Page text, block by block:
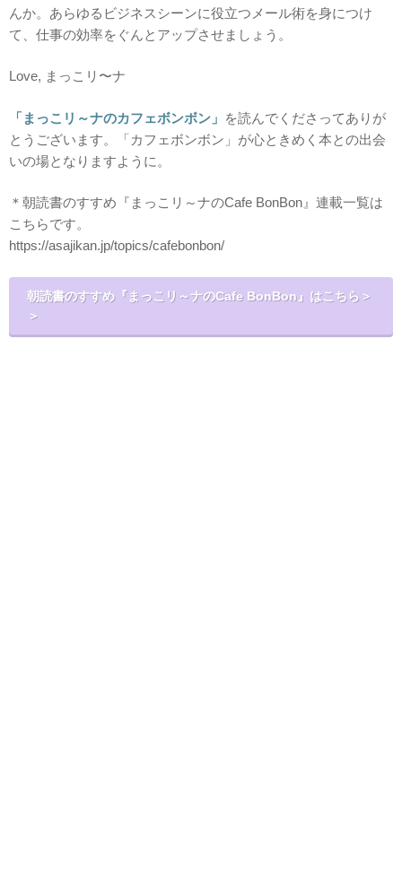
んか。あらゆるビジネスシーンに役立つメール術を身につけ
て、仕事の効率をぐんとアップさせましょう。
Love, まっこリ〜ナ
「まっこリ～ナのカフェボンボン」 を読んでくださってありが
とうございます。「カフェボンボン」が心ときめく本との出会
いの場となりますように。
＊朝読書のすすめ『まっこリ～ナのCafe BonBon』連載一覧は
こちらです。
https://asajikan.jp/topics/cafebonbon/
朝読書のすすめ『まっこリ～ナのCafe BonBon』はこちら＞
＞